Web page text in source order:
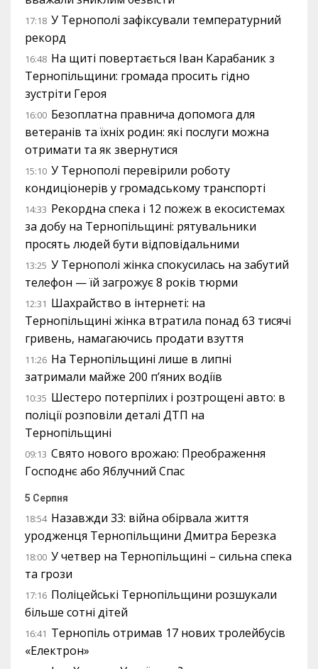
17:18 У Тернополі зафіксували температурний
рекорд
16:48 На щиті повертається Іван Карабаник з
Тернопільщини: громада просить гідно
зустріти Героя
16:00 Безоплатна правнича допомога для
ветеранів та їхніх родин: які послуги можна
отримати та як звернутися
15:10 У Тернополі перевірили роботу
кондиціонерів у громадському транспорті
14:33 Рекордна спека і 12 пожеж в екосистемах
за добу на Тернопільщині: рятувальники
просять людей бути відповідальними
13:25 У Тернополі жінка спокусилась на забутий
телефон — їй загрожує 8 років тюрми
12:31 Шахрайство в інтернеті: на
Тернопільщині жінка втратила понад 63 тисячі
гривень, намагаючись продати взуття
11:26 На Тернопільщині лише в липні
затримали майже 200 п’яних водіїв
10:35 Шестеро потерпілих і розтрощені авто: в
поліції розповіли деталі ДТП на
Тернопільщині
09:13 Свято нового врожаю: Преображення
Господнє або Яблучний Спас
5 Серпня
18:54 Назавжди 33: війна обірвала життя
уродженця Тернопільщини Дмитра Березка
18:00 У четвер на Тернопільщині – сильна спека
та грози
17:16 Поліцейські Тернопільщини розшукали
більше сотні дітей
16:41 Тернопіль отримав 17 нових тролейбусів
«Електрон»